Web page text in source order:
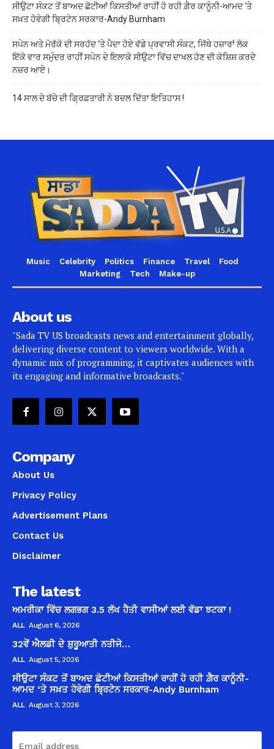
ਸੀਉਟਾ ਸੰਕਟ ਤੋਂ ਬਾਅਦ ਛੋਟੀਆਂ ਕਿਸਤੀਆਂ ਰਾਹੀਂ ਹੋ ਰਹੀ ਗ਼ੈਰ ਕਾਨੂੰਨੀ-ਆਮਦ ‘ਤੇ
ਸਖ਼ਤ ਹੋਵੇਗੀ ਬ੍ਰਿਟੇਨ ਸਰਕਾਰ-Andy Burnham
ਸਪੇਨ ਅਤੇ ਮੋਰੱਕੋ ਦੀ ਸਰਹੱਦ ‘ਤੇ ਪੈਦਾ ਹੋਏ ਵੱਡੇ ਪ੍ਰਵਾਸੀ ਸੰਕਟ, ਜਿੱਥੇ ਹਜ਼ਾਰਾਂ ਲੋਕ
ਇੱਕੋ ਵਾਰ ਸਮੁੰਦਰ ਰਾਹੀਂ ਸਪੇਨ ਦੇ ਇਲਾਕੇ ਸੀਉਟਾ ਵਿੱਚ ਦਾਖਲ ਹੋਣ ਦੀ ਕੋਸ਼ਿਸ਼ ਕਰਦੇ
ਨਜ਼ਰ ਆਏ।
14 ਸਾਲ ਦੇ ਬੱਚੇ ਦੀ ਗ੍ਰਿਫ਼ਤਾਰੀ ਨੇ ਬਦਲ ਦਿੱਤਾ ਇਤਿਹਾਸ !
Music Celebrity Politics Finance Travel
Food
Marketing
Tech Make-up
About us
"Sada TV US broadcasts news and entertainment globally,
delivering diverse content to viewers worldwide. With a
dynamic mix of programming, it captivates audiences with
its engaging and informative broadcasts."
Company
About Us
Privacy Policy
Advertisement Plans
Contact Us
Disclaimer
The latest
ਅਮਰੀਕਾ ਵਿੱਚ ਲਗਭਗ 3.5 ਲੱਖ ਹੈਤੀ ਵਾਸੀਆਂ ਲਈ ਵੱਡਾ ਝਟਕਾ !
ALL August 6, 2026
32ਵੇਂ ਐਲਡੀ ਦੇ ਸ਼ੁਰੂਆਤੀ ਨਤੀਜੇ…
ALL August 5, 2026
ਸੀਉਟਾ ਸੰਕਟ ਤੋਂ ਬਾਅਦ ਛੋਟੀਆਂ ਕਿਸਤੀਆਂ ਰਾਹੀਂ ਹੋ ਰਹੀ ਗ਼ੈਰ ਕਾਨੂੰਨੀ-
ਆਮਦ ‘ਤੇ ਸਖ਼ਤ ਹੋਵੇਗੀ ਬ੍ਰਿਟੇਨ ਸਰਕਾਰ-Andy Burnham
ALL August 3, 2026